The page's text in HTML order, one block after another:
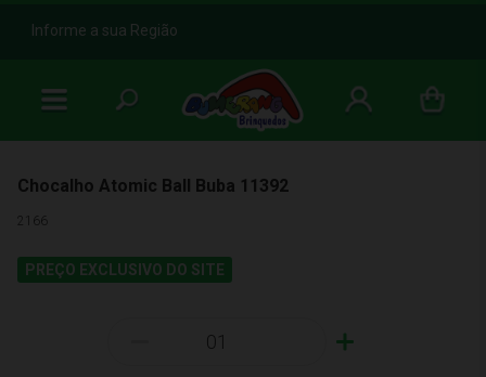
b
Informe a sua Região
Chocalho Atomic Ball Buba 11392
2166
PREÇO EXCLUSIVO DO SITE
+